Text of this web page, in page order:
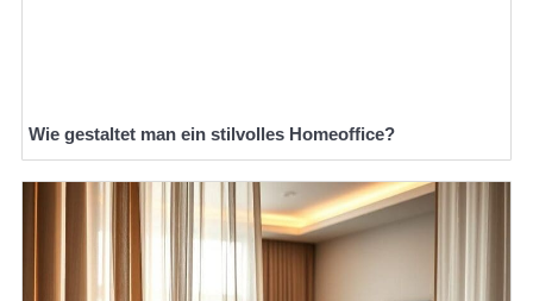
Wie gestaltet man ein stilvolles Homeoffice?